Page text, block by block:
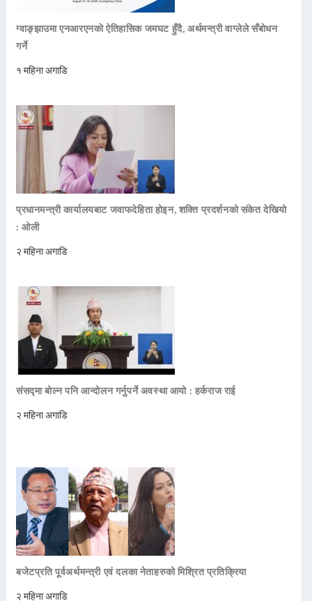
ग्वाङ्झाउमा एनआरएनको ऐतिहासिक जमघट हुँदै, अर्थमन्त्री वाग्लेले सँबोधन
गर्ने
१ महिना अगाडि
प्रधानमन्त्री कार्यालयबाट जवाफदेहिता होइन, शक्ति प्रदर्शनको संकेत देखियो
: ओली
२ महिना अगाडि
संसद्मा बोल्न पनि आन्दोलन गर्नुपर्ने अवस्था आयो : हर्कराज राई
२ महिना अगाडि
बजेटप्रति पूर्वअर्थमन्त्री एवं दलका नेताहरुको मिश्रित प्रतिक्रिया
२ महिना अगाडि